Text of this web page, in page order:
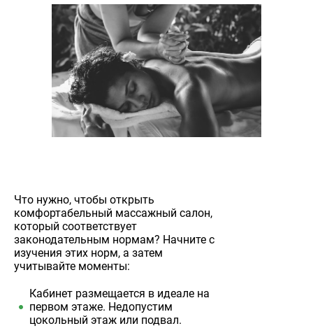
Что нужно, чтобы открыть
комфортабельный массажный салон,
который соответствует
законодательным нормам? Начните с
изучения этих норм, а затем
учитывайте моменты:
Кабинет размещается в идеале на
первом этаже. Недопустим
цокольный этаж или подвал.